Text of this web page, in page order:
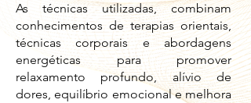
As técnicas utilizadas, combinam
conhecimentos de terapias orientais,
técnicas corporais e abordagens
energéticas para promover
relaxamento profundo, alívio de
dores, equilíbrio emocional e melhora